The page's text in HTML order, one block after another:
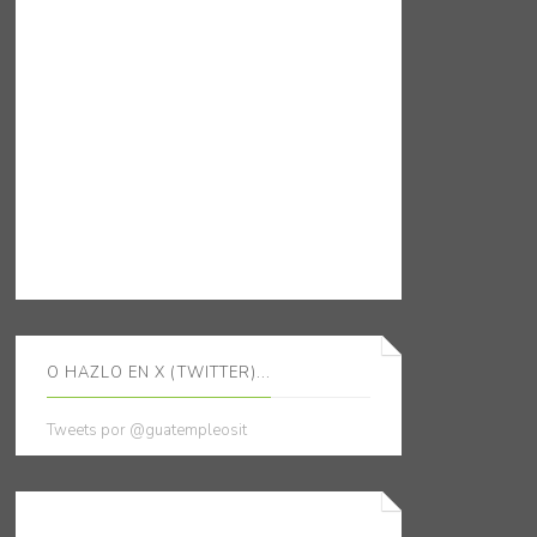
O HAZLO EN X (TWITTER)...
Tweets por @guatempleosit